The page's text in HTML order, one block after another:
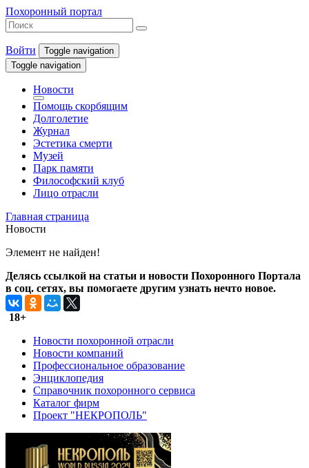
Похоронный портал
Войти
Toggle navigation
Toggle navigation
Новости
Помощь скорбящим
Долголетие
Журнал
Эстетика смерти
Музей
Парк памяти
Философский клуб
Лицо отрасли
Главная страница
Новости
Элемент не найден!
Делясь ссылкой на статьи и новости Похоронного Портала
в соц. сетях, вы помогаете другим узнать нечто новое.
18+
Новости похоронной отрасли
Новости компаний
Профессиональное образование
Энциклопедия
Справочник похоронного сервиса
Каталог фирм
Проект "НЕКРОПОЛЬ"